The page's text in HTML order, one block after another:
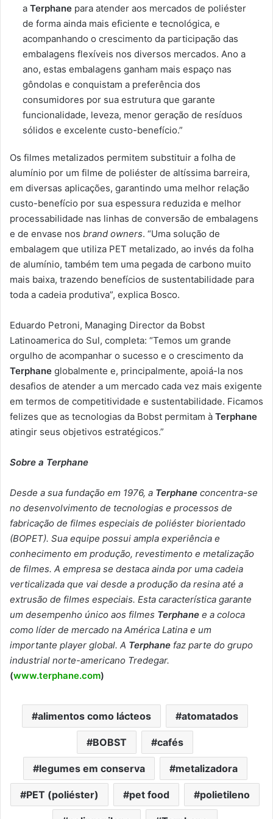
a Terphanepara atender aos mercados de poliéster
de forma ainda mais eficiente e tecnológica, e
acompanhando o crescimento da participação das
embalagens flexíveis nos diversos mercados. Ano a
ano, estas embalagens ganham mais espaço nas
gôndolas e conquistam a preferência dos
consumidores por sua estrutura que garante
funcionalidade, leveza, menor geração de resíduos
sólidos e excelente custo-benefício.”
Os filmes metalizados permitem substituir a folha de
alumínio por um filme de poliéster de altíssima barreira,
em diversas aplicações, garantindo uma melhor relação
custo-benefício por sua espessura reduzida e melhor
processabilidade nas linhas de conversão de embalagens
e de envase nos brand owners. “Uma solução de
embalagem que utiliza PET metalizado, ao invés da folha
de alumínio, também tem uma pegada de carbono muito
mais baixa, trazendo benefícios de sustentabilidade para
toda a cadeia produtiva”, explica Bosco.
Eduardo Petroni, Managing Director da Bobst
Latinoamerica do Sul, completa: “Temos um grande
orgulho de acompanhar o sucesso e o crescimento da
Terphane globalmente e, principalmente, apoiá-la nos
desafios de atender a um mercado cada vez mais exigente
em termos de competitividade e sustentabilidade. Ficamos
felizes que as tecnologias da Bobst permitam à Terphane
atingir seus objetivos estratégicos.”
Sobre a Terphane
Desde a sua fundação em 1976, a Terphane concentra-se
no desenvolvimento de tecnologias e processos de
fabricação de filmes especiais de poliéster biorientado
(BOPET). Sua equipe possui ampla experiência e
conhecimento em produção, revestimento e metalização
de filmes. A empresa se destaca ainda por uma cadeia
verticalizada que vai desde a produção da resina até a
extrusão de filmes especiais. Esta característica garante
um desempenho único aos filmes Terphane e a coloca
como líder de mercado na América Latina e um
importante player global. A Terphane faz parte do grupo
industrial norte-americano Tredegar.
(www.terphane.com)
alimentos como lácteos atomatados
BOBST cafés
legumes em conserva metalizadora
PET (poliéster) pet food polietileno